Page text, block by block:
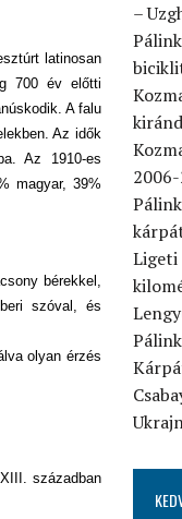
latinosan
700 év előtti
A falu
Az idők
Az 1910-es
magyar, 39%
bérekkel,
szóval, és
olyan érzés
században
–
Ligeti